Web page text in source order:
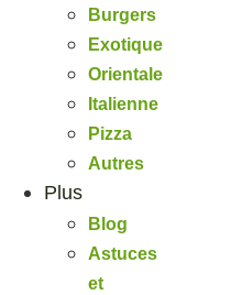
Burgers
Exotique
Orientale
Italienne
Pizza
Autres
Plus
Blog
Astuces
et